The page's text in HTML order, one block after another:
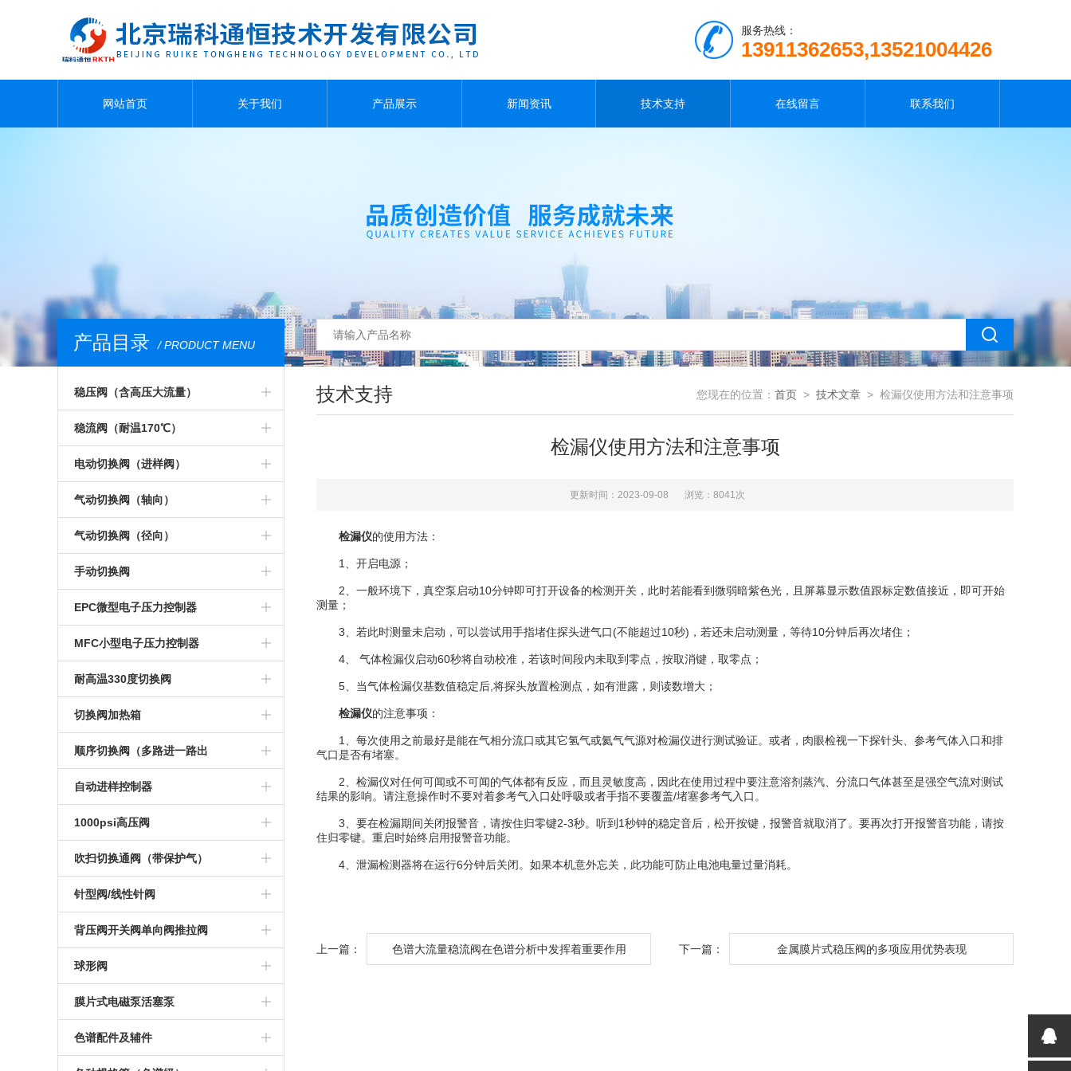
服务热线：
13911362653,13521004426
网站首页 关于我们 产品展示 新闻资讯 技术支持 在线留言 联系我们
产品目录 / PRODUCT MENU
稳压阀（含高压大流量）
电子传感器稳压阀
小稳压阀（不锈钢低压）
小稳压阀（低压）
稳压阀（快拧接口）
小稳压阀
不锈钢稳压阀
高压输入稳压阀
1D型低压稳压阀
小型稳压阀
不锈钢小稳压阀
NPT稳压阀
自锁紧稳压阀
金属膜片式稳压阀
稳流阀（耐温170℃）
稳流阀（带刻度盘）
稳流阀
不锈钢稳流阀
耐腐蚀稳流阀
170C°气相色谱稳流阀
10升大流量稳流阀
气体稳流阀
色谱大流量稳流阀
大流量稳流阀
色谱稳流阀
电动切换阀（进样阀）
电动加长三通切换阀
电动六通阀头
电动十二通阀
电动十四通阀
电动两位切换 阀
电动三通切换阀
电动四通切换阀
电动加长四通切换阀
电动六通切换阀
电动加长六通切换阀
电动惰性六通切换阀
电动加长惰性十通切换阀
气动切换阀（轴向）
气动十通切换阀 斜出气口
气动十二通切换阀
气动六通切换阀
气动六通切换阀 斜出气口
气动加长惰性六通切换阀
气动十通切换阀
气动加长十通切换阀
气动惰性十通切换阀
气动加长惰性十通切换阀
气动十四通切换阀
气动切换阀（径向）
气动四通切换阀
气动六通切换 阀
气动加长六通阀
气动惰性六通切换 阀
气动八通切换阀
气动十通切换 阀
气动惰性十通切换 阀
气动十四通切换 阀
气动加长十四通切换阀
气动切换阀加热装 置
气缸 径向
手动切换阀
手动十四通阀
手动十六通阀
手动切换阀加热装置
手动四通切换阀
手动六通切换阀
手动六通斜面切换阀
手动六通惰性切换阀
手动六通阀定制
手动八通切换阀
手动十通切换阀
EPC微型电子压力控制器
EPC控制器
MFC小型电子压力控制器
MFC
耐高温330度切换阀
电动切换阀系列
气动切换阀系列
切换阀加热箱
手动切换阀加热箱
气动切换阀加热箱
顺序切换阀（多路进一路出
1-3顺序气体切换阀
电动一变四顺序切换阀
1-10顺序气体切换阀
1-8顺序气体切换阀
1-4顺序气体切换阀
1-6顺序气体选通换阀
1-16顺序气体切换阀
自动进样控制器
控制器
1000psi高压阀
手动高压切换阀
1-10电动高压顺序切换阀
1-6电动高压顺序切换阀
1-4电动高压顺序切换阀
吹扫切换通阀（带保护气）
吹扫气动十通阀
吹扫气动六通阀
针型阀/线性针阀
线性针阀
氢气针阀
氮气针阀
空气针阀
背压阀开关阀单向阀推拉阀
背压阀
推拉阀
单向阀
球形阀
不锈钢球型阀
膜片式电磁泵活塞泵
活塞泵
色谱配件及辅件
技术支持 您现在的位置： 首页 > 技术文章 > 检漏仪使用方法和注意事项
检漏仪使用方法和注意事项
更新时间：2023-09-08 浏览：8041次
检漏仪的使用方法：
1、开启电源；
2、一般环境下，真空泵启动10分钟即可打开设备的检测开关，此时若能看到微弱暗紫色光，且屏幕显示数值跟标定数值接近，即可开始
测量；
3、若此时测量未启动，可以尝试用手指堵住探头进气口(不能超过10秒)，若还未启动测量，等待10分钟后再次堵住；
4、 气体检漏仪启动60秒将自动校准，若该时间段内未取到零点，按取消键，取零点；
5、当气体检漏仪基数值稳定后,将探头放置检测点，如有泄露，则读数增大；
检漏仪的注意事项：
1、每次使用之前最好是能在气相分流口或其它氢气或氦气气源对检漏仪进行测试验证。或者，肉眼检视一下探针头、参考气体入口和排
气口是否有堵塞。
2、检漏仪对任何可闻或不可闻的气体都有反应，而且灵敏度高，因此在使用过程中要注意溶剂蒸汽、分流口气体甚至是强空气流对测试
结果的影响。请注意操作时不要对着参考气入口处呼吸或者手指不要覆盖/堵塞参考气入口。
3、要在检漏期间关闭报警音，请按住归零键2-3秒。听到1秒钟的稳定音后，松开按键，报警音就取消了。要再次打开报警音功能，请按
住归零键。重启时始终启用报警音功能。
4、泄漏检测器将在运行6分钟后关闭。如果本机意外忘关，此功能可防止电池电量过量消耗。
上一篇： 色谱大流量稳流阀在色谱分析中发挥着重要作用 下一篇： 金属膜片式稳压阀的多项应用优势表现